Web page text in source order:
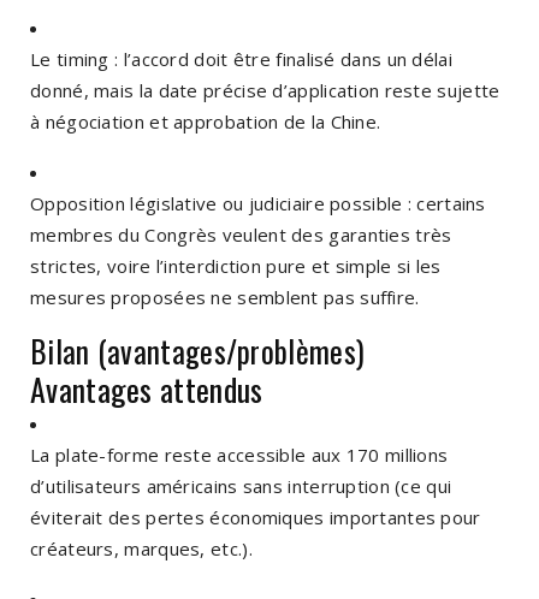
Le timing : l’accord doit être finalisé dans un délai
donné, mais la date précise d’application reste sujette
à négociation et approbation de la Chine.
Opposition législative ou judiciaire possible : certains
membres du Congrès veulent des garanties très
strictes, voire l’interdiction pure et simple si les
mesures proposées ne semblent pas suffire.
Bilan (avantages/problèmes)
Avantages attendus
La plate-forme reste accessible aux 170 millions
d’utilisateurs américains sans interruption (ce qui
éviterait des pertes économiques importantes pour
créateurs, marques, etc.).